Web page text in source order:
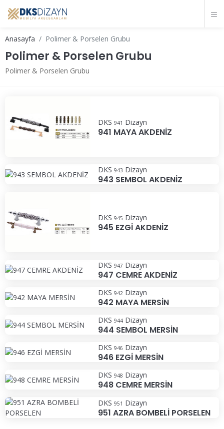
Anasayfa Polimer & Porselen Grubu
Polimer & Porselen Grubu
Polimer & Porselen Grubu
DKS 941 Dizayn
941 MAYA AKDENİZ
DKS 943 Dizayn
943 SEMBOL AKDENİZ
DKS 945 Dizayn
945 EZGİ AKDENİZ
DKS 947 Dizayn
947 CEMRE AKDENİZ
DKS 942 Dizayn
942 MAYA MERSİN
DKS 944 Dizayn
944 SEMBOL MERSİN
DKS 946 Dizayn
946 EZGİ MERSİN
DKS 948 Dizayn
948 CEMRE MERSİN
DKS 951 Dizayn
951 AZRA BOMBELİ PORSELEN